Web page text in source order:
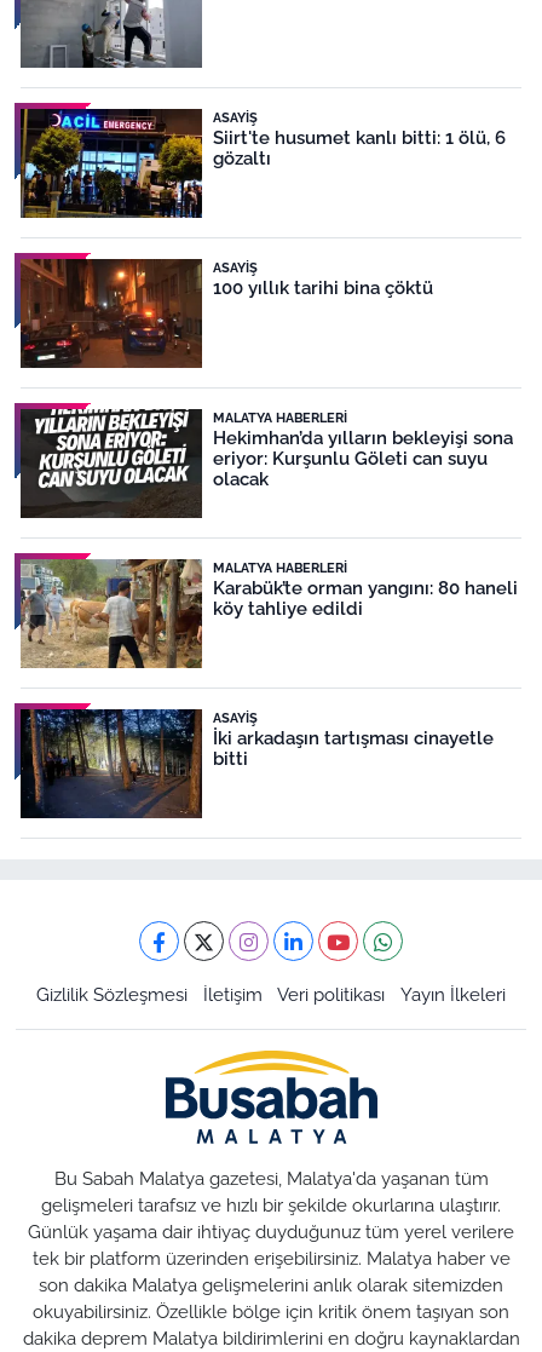
ASAYIŞ
Siirt'te husumet kanlı bitti: 1 ölü, 6
gözaltı
ASAYIŞ
100 yıllık tarihi bina çöktü
MALATYA HABERLERI
Hekimhan’da yılların bekleyişi sona
eriyor: Kurşunlu Göleti can suyu
olacak
MALATYA HABERLERI
Karabük’te orman yangını: 80 haneli
köy tahliye edildi
ASAYIŞ
İki arkadaşın tartışması cinayetle
bitti
Gizlilik Sözleşmesi İletişim Veri politikası Yayın İlkeleri
Bu Sabah Malatya gazetesi, Malatya'da yaşanan tüm
gelişmeleri tarafsız ve hızlı bir şekilde okurlarına ulaştırır.
Günlük yaşama dair ihtiyaç duyduğunuz tüm yerel verilere
tek bir platform üzerinden erişebilirsiniz. Malatya haber ve
son dakika Malatya gelişmelerini anlık olarak sitemizden
okuyabilirsiniz. Özellikle bölge için kritik önem taşıyan son
dakika deprem Malatya bildirimlerini en doğru kaynaklardan